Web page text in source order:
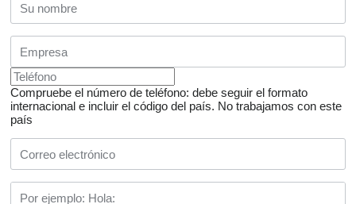
Compruebe el número de teléfono: debe seguir el formato
internacional e incluir el código del país. No trabajamos con este
país